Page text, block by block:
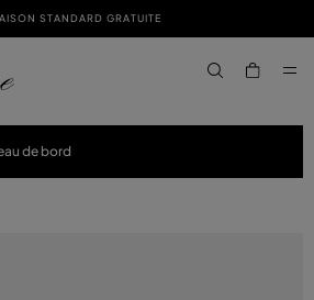
STANDARD GRATUITE
de bord